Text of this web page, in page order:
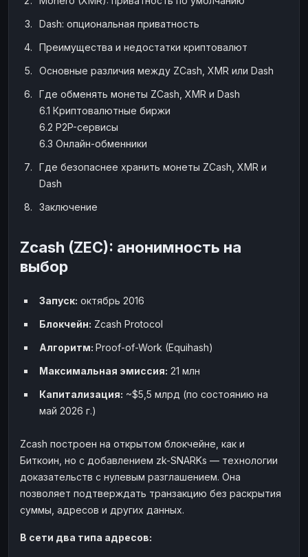
RUB
Наличные USD
Наличные KZT
Наличные
Наличные
Dash: опциональная приватность
Преимущества и недостатки криптовалют
Основные различия между ZCash, XMR или Dash
Где обменять монеты ZCash, XMR и Dash
6.1 Криптовалютные биржи
6.2 P2P-сервисы
6.3 Онлайн-обменники
Где безопаснее хранить монеты ZCash, XMR и
Dash
Заключение
Zcash (ZEC): анонимность на
выбор
Запуск: октябрь 2016
Блокчейн: Zcash Protocol
Алгоритм: Proof-of-Work (Equihash)
Максимальная эмиссия: 21 млн
Капитализация: ~$5,5 млрд (по состоянию на
май 2026 г.)
Zcash построен на открытом блокчейне, как и
Биткоин, но с добавлением zk-SNARKs — технологии
доказательств с нулевым разглашением. Она
позволяет подтверждать транзакцию без раскрытия
суммы, адресов и других данных.
В сети два типа адресов: